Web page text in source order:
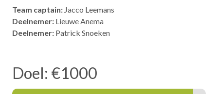
Team captain: Jacco Leemans
Deelnemer: Lieuwe Anema
Deelnemer: Patrick Snoeken
Doel: €1000